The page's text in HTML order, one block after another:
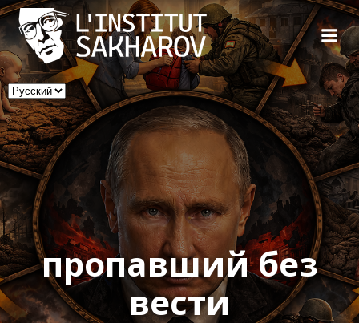
Skip
to
content
Выбрать
язык
пропавший без
вести